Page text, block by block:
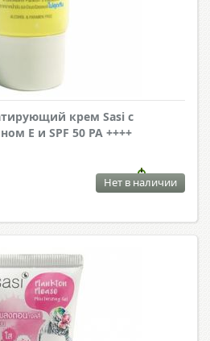
крем Sasi c
Е и SPF 50 PA ++++
Нет в наличии